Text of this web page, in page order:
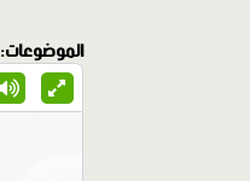
الموضوعات: